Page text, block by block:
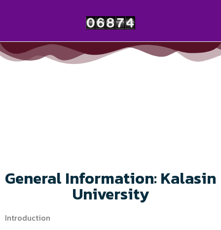
General Information: Kalasin
University
Introduction